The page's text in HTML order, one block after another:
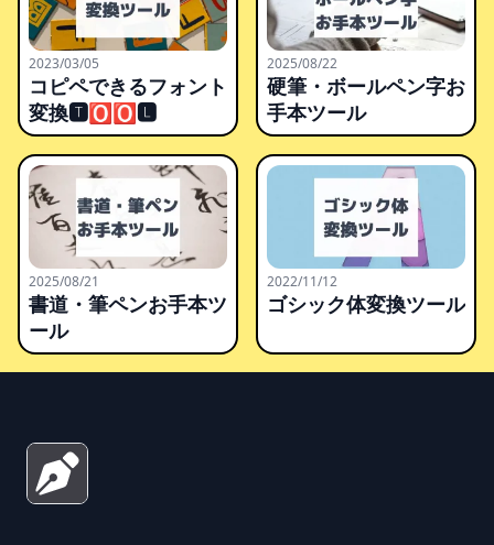
2023/03/05
コピペできるフォント
変換🆃🅾🅾🅻
2025/08/22
硬筆・ボールペン字お
手本ツール
2025/08/21
書道・筆ペンお手本ツ
ール
2022/11/12
ゴシック体変換ツール